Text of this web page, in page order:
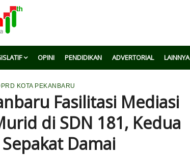
OPINI PENDIDIKAN ADVERTORIAL LAINNYA
KOTA PEKANBARU
Fasilitasi Mediasi
di SDN 181, Kedua
Damai